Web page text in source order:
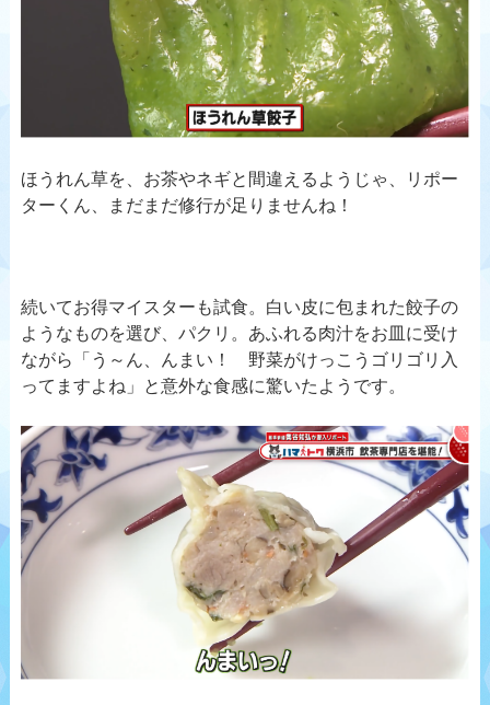
ほうれん草を、お茶やネギと間違えるようじゃ、リポー
ターくん、まだまだ修行が足りませんね！
続いてお得マイスターも試食。白い皮に包まれた餃子の
ようなものを選び、パクリ。あふれる肉汁をお皿に受け
ながら「う～ん、んまい！ 野菜がけっこうゴリゴリ入
ってますよね」と意外な食感に驚いたようです。